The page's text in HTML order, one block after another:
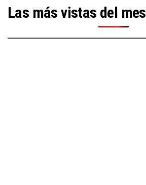
Las más vistas del mes